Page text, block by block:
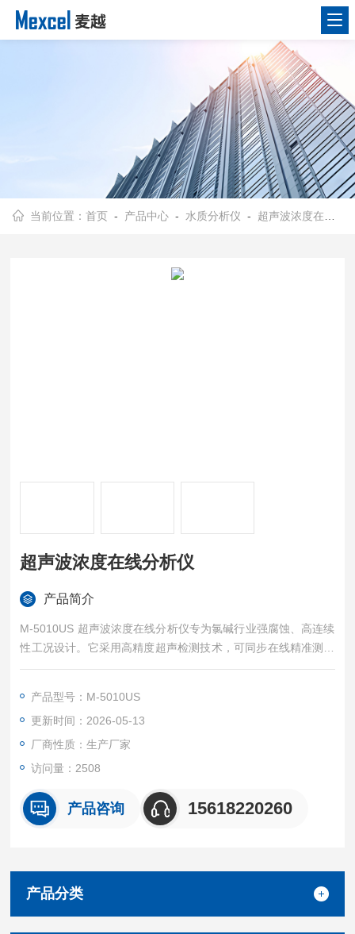
当前位置：首页 - 产品中心 - 水质分析仪 - 超声波浓度在线分析仪
超声波浓度在线分析仪
产品简介
M-5010US 超声波浓度在线分析仪专为氯碱行业强腐蚀、高连续
性工况设计。它采用高精度超声检测技术，可同步在线精准测量
溶液中NaOH与NaClO双组分浓度。该设备支持直接对接DCS/PL
效率与质量管控的理想在线检测方案。
产品型号：M-5010US
更新时间：2026-05-13
厂商性质：生产厂家
访问量：2508
产品咨询 15618220260
产品分类